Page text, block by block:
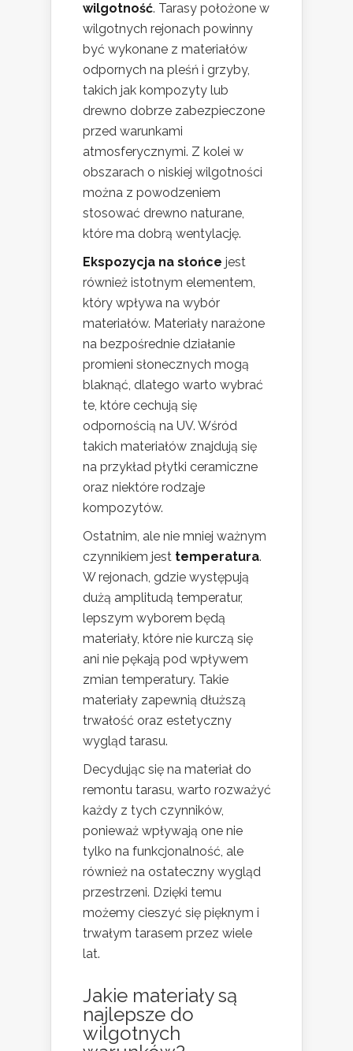
wilgotność. Tarasy położone w
wilgotnych rejonach powinny
być wykonane z materiałów
odpornych na pleśń i grzyby,
takich jak kompozyty lub
drewno dobrze zabezpieczone
przed warunkami
atmosferycznymi. Z kolei w
obszarach o niskiej wilgotności
można z powodzeniem
stosować drewno naturane,
które ma dobrą wentylację.
Ekspozycja na słońce jest
również istotnym elementem,
który wpływa na wybór
materiałów. Materiały narażone
na bezpośrednie działanie
promieni słonecznych mogą
blaknąć, dlatego warto wybrać
te, które cechują się
odpornością na UV. Wśród
takich materiałów znajdują się
na przykład płytki ceramiczne
oraz niektóre rodzaje
kompozytów.
Ostatnim, ale nie mniej ważnym
czynnikiem jest temperatura.
W rejonach, gdzie występują
dużą amplitudą temperatur,
lepszym wyborem będą
materiały, które nie kurczą się
ani nie pękają pod wpływem
zmian temperatury. Takie
materiały zapewnią dłuższą
trwałość oraz estetyczny
wygląd tarasu.
Decydując się na materiał do
remontu tarasu, warto rozważyć
każdy z tych czynników,
ponieważ wpływają one nie
tylko na funkcjonalność, ale
również na ostateczny wygląd
przestrzeni. Dzięki temu
możemy cieszyć się pięknym i
trwałym tarasem przez wiele
lat.
Jakie materiały są
najlepsze do
wilgotnych